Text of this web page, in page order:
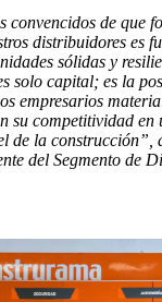
convencidos de que
distribuidores es
sólidas y
solo capital; es la
empresarios
su competitividad en
de la construcción”,
del Segmento de